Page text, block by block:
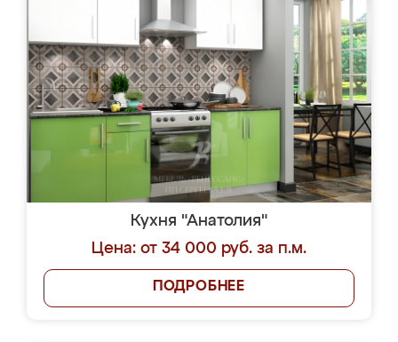
Кухня "Анатолия"
Цена: от 34 000 руб. за п.м.
ПОДРОБНЕЕ